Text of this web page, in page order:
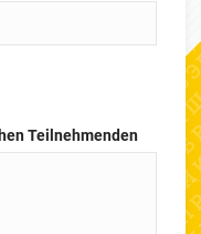
Teilnehmenden